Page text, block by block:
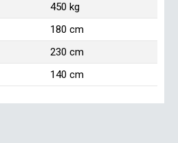
450 kg
180 cm
230 cm
140 cm